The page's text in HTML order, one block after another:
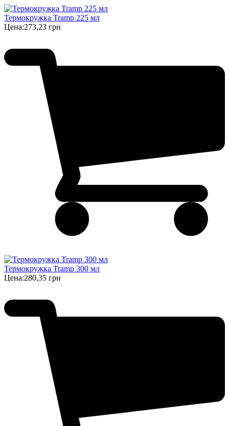
Термокружка Tramp 225 мл
Цена:273,23 грн
Термокружка Tramp 300 мл
Цена:280,35 грн